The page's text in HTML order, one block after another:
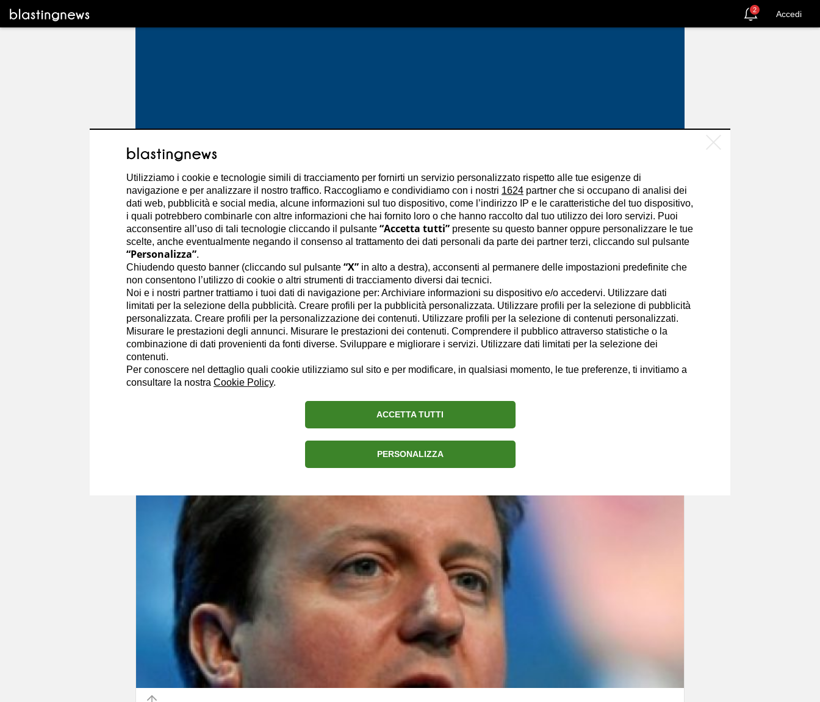
2 Accedi
SEGUI
Francesco Colonna
Sono giornalista professionista da oltre 20 anni e mi occupo principalmente di economia, imprese, lavoro, Europa, politiche economiche e
monetarie. Ho lavorato per la stampa scritta e la televisione sia in Italia che - per diversi anni - all'estero (America Latina). Spero con i miei
contributi di far crescere la conoscenza e il dibattito in un periodo in cui ce n'è un gran bisogno.
Portfolio Chi sono Connessioni Canali
Euro e Ue verso la resa dei conti
Utilizziamo i cookie e tecnologie simili di tracciamento per fornirti un servizio personalizzato rispetto alle tue esigenze di
navigazione e per analizzare il nostro traffico. Raccogliamo e condividiamo con i nostri 1624 partner che si occupano di analisi dei
dati web, pubblicità e social media, alcune informazioni sul tuo dispositivo, come l’indirizzo IP e le caratteristiche del tuo dispositivo,
i quali potrebbero combinarle con altre informazioni che hai fornito loro o che hanno raccolto dal tuo utilizzo dei loro servizi. Puoi
acconsentire all’uso di tali tecnologie cliccando il pulsante “Accetta tutti” presente su questo banner oppure personalizzare le tue
scelte, anche eventualmente negando il consenso al trattamento dei dati personali da parte dei partner terzi, cliccando sul pulsante
“Personalizza”.
Chiudendo questo banner (cliccando sul pulsante “X” in alto a destra), acconsenti al permanere delle impostazioni predefinite che
non consentono l’utilizzo di cookie o altri strumenti di tracciamento diversi dai tecnici.
Noi e i nostri partner trattiamo i tuoi dati di navigazione per: Archiviare informazioni su dispositivo e/o accedervi. Utilizzare dati
limitati per la selezione della pubblicità. Creare profili per la pubblicità personalizzata. Utilizzare profili per la selezione di pubblicità
personalizzata. Creare profili per la personalizzazione dei contenuti. Utilizzare profili per la selezione di contenuti personalizzati.
Misurare le prestazioni degli annunci. Misurare le prestazioni dei contenuti. Comprendere il pubblico attraverso statistiche o la
combinazione di dati provenienti da fonti diverse. Sviluppare e migliorare i servizi. Utilizzare dati limitati per la selezione dei
contenuti.
Per conoscere nel dettaglio quali cookie utilizziamo sul sito e per modificare, in qualsiasi momento, le tue preferenze, ti invitiamo a
consultare la nostra Cookie Policy.
ACCETTA TUTTI
PERSONALIZZA